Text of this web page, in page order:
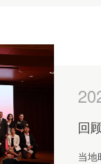
回
当地